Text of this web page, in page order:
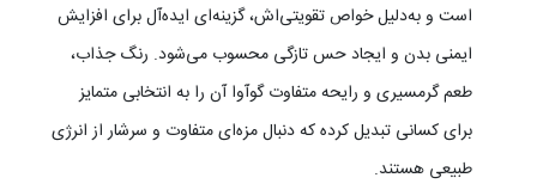
است و به‌دلیل خواص تقویتی‌اش، گزینه‌ای ایده‌آل برای افزایش
ایمنی بدن و ایجاد حس تازگی محسوب می‌شود. رنگ جذاب،
طعم گرمسیری و رایحه متفاوت گوآوا آن را به انتخابی متمایز
برای کسانی تبدیل کرده که دنبال مزه‌ای متفاوت و سرشار از انرژی
طبیعی هستند.